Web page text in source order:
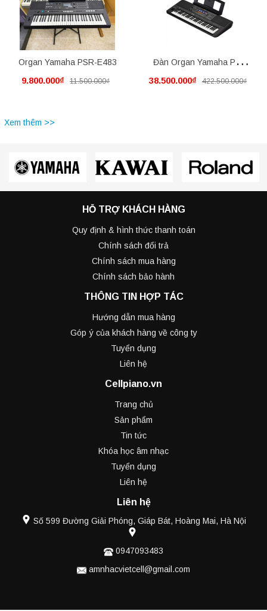
Organ Yamaha PSR-E483
9.800.000₫ 11.500.000₫
Đàn Organ Yamaha PSR
SX920 mới nguyên thùng
38.500.000₫ 422.500.000₫
Xem thêm >>
HỖ TRỢ KHÁCH HÀNG
Quy định & hình thức thanh toán
Chính sách đổi trả
Chính sách mua hàng
Chính sách bảo hành
THÔNG TIN HỢP TÁC
Hướng dẫn mua hàng
Góp ý của khách hàng về công ty
Tuyển dụng
Liên hệ
Cellpiano.vn
Trang chủ
Sản phẩm
Tin tức
Khóa học âm nhạc
Tuyển dụng
Liên hệ
Liên hệ
Số 599 Đường Giải Phóng, Giáp Bát, Hoàng Mai, Hà Nội
0947093483
amnhacvietcell@gmail.com